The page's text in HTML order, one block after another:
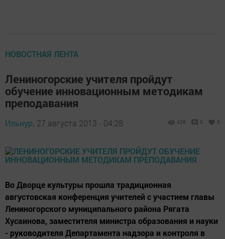
НОВОСТНАЯ ЛЕНТА
Лениногорские учителя пройдут
обучение инновационным методикам
преподавания
Ильнур, 27 августа 2013 - 04:28 426 0 0
Во Дворце культуры прошла традиционная
августовская конференция учителей с участием главы
Лениногорского муниципального района Рягата
Хусаинова, заместителя министра образования и науки
- руководителя Департамента надзора и контроля в